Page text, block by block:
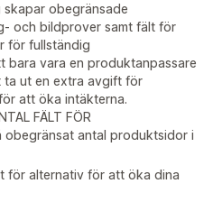
obegränsade
och bildprover samt fält för
för fullständig
bara vara en produktanpassare
ta ut en extra avgift för
att öka intäkterna.
FÄLT FÖR
obegränsat antal produktsidor i
för alternativ för att öka dina